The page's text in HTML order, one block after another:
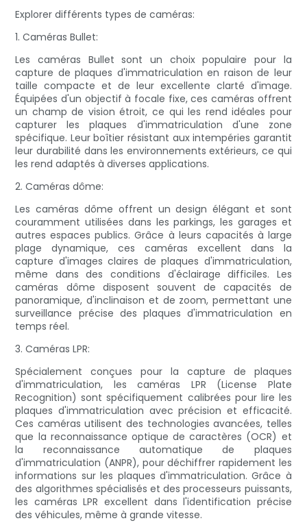
Explorer différents types de caméras:
1. Caméras Bullet:
Les caméras Bullet sont un choix populaire pour la
capture de plaques d'immatriculation en raison de leur
taille compacte et de leur excellente clarté d'image.
Équipées d'un objectif à focale fixe, ces caméras offrent
un champ de vision étroit, ce qui les rend idéales pour
capturer les plaques d'immatriculation d'une zone
spécifique. Leur boîtier résistant aux intempéries garantit
leur durabilité dans les environnements extérieurs, ce qui
les rend adaptés à diverses applications.
2. Caméras dôme:
Les caméras dôme offrent un design élégant et sont
couramment utilisées dans les parkings, les garages et
autres espaces publics. Grâce à leurs capacités à large
plage dynamique, ces caméras excellent dans la
capture d'images claires de plaques d'immatriculation,
même dans des conditions d'éclairage difficiles. Les
caméras dôme disposent souvent de capacités de
panoramique, d'inclinaison et de zoom, permettant une
surveillance précise des plaques d'immatriculation en
temps réel.
3. Caméras LPR:
Spécialement conçues pour la capture de plaques
d'immatriculation, les caméras LPR (License Plate
Recognition) sont spécifiquement calibrées pour lire les
plaques d'immatriculation avec précision et efficacité.
Ces caméras utilisent des technologies avancées, telles
que la reconnaissance optique de caractères (OCR) et
la reconnaissance automatique de plaques
d'immatriculation (ANPR), pour déchiffrer rapidement les
informations sur les plaques d'immatriculation. Grâce à
des algorithmes spécialisés et des processeurs puissants,
les caméras LPR excellent dans l'identification précise
des véhicules, même à grande vitesse.